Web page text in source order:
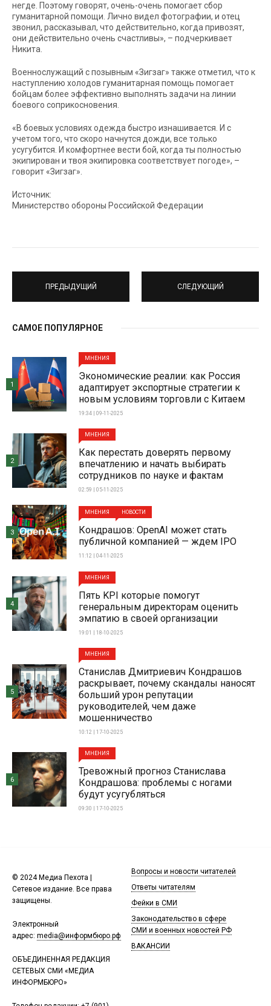
негде. Поэтому говорят, очень-очень помогает сбор
гуманитарной помощи. Лично видел фотографии, и отец
звонил, рассказывал, что действительно, когда привозят,
они действительно очень счастливы», – подчеркивает
Никита.
Военнослужащий с позывным «Зигзаг» также отметил, что к
наступлению холодов гуманитарная помощь помогает
бойцам более эффективно выполнять задачи на линии
боевого соприкосновения.
«В боевых условиях одежда быстро изнашивается. И с
учетом того, что скоро начнутся дожди, все только
усугубится. И комфортнее вести бой, когда ты полностью
экипирован и твоя экипировка соответствует погоде», –
говорит «Зигзаг».
Источник:
Министерство обороны Российской Федерации
ПРЕДЫДУЩИЙ СЛЕДУЮЩИЙ
САМОЕ ПОПУЛЯРНОЕ
МНЕНИЯ
Экономические реалии: как Россия
адаптирует экспортные стратегии к
новым условиям торговли с Китаем
19:34 | 09-11-2025
1
МНЕНИЯ
Как перестать доверять первому
впечатлению и начать выбирать
сотрудников по науке и фактам
02:59 | 05-11-2025
2
МНЕНИЯ НОВОСТИ
Кондрашов: OpenAI может стать
публичной компанией — ждем IPO
11:12 | 04-11-2025
3
МНЕНИЯ
Пять KPI которые помогут
генеральным директорам оценить
эмпатию в своей организации
19:01 | 18-10-2025
4
МНЕНИЯ
Станислав Дмитриевич Кондрашов
раскрывает, почему скандалы наносят
больший урон репутации
руководителей, чем даже
мошенничество
10:12 | 17-10-2025
5
МНЕНИЯ
Тревожный прогноз Станислава
Кондрашова: проблемы с ногами
будут усугубляться
09:30 | 17-10-2025
6
© 2024 Медиа Пехота |
Сетевое издание. Все права
защищены.
Электронный
адрес: media@информбюро.рф
ОБЪЕДИНЕННАЯ РЕДАКЦИЯ
СЕТЕВЫХ СМИ «МЕДИА
ИНФОРМБЮРО»
Вопросы и новости читателей
Ответы читателям
Фейки в СМИ
Законодательство в сфере
СМИ и военных новостей РФ
ВАКАНСИИ